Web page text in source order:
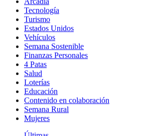
Tecnología
Turismo
Estados Unidos
Vehículos
Semana Sostenible
Finanzas Personales
4 Patas
Salud
Loterías
Educación
Contenido en colaboración
Semana Rural
Mujeres